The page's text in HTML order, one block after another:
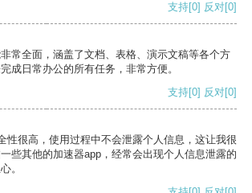
支持[0] 反对[0]
常全面，涵盖了文档、表格、演示文稿等各个方
成日常办公的所有任务，非常方便。
支持[0] 反对[0]
性很高，使用过程中不会泄露个人信息，这让我很
些其他的加速器app，经常会出现个人信息泄露的
。